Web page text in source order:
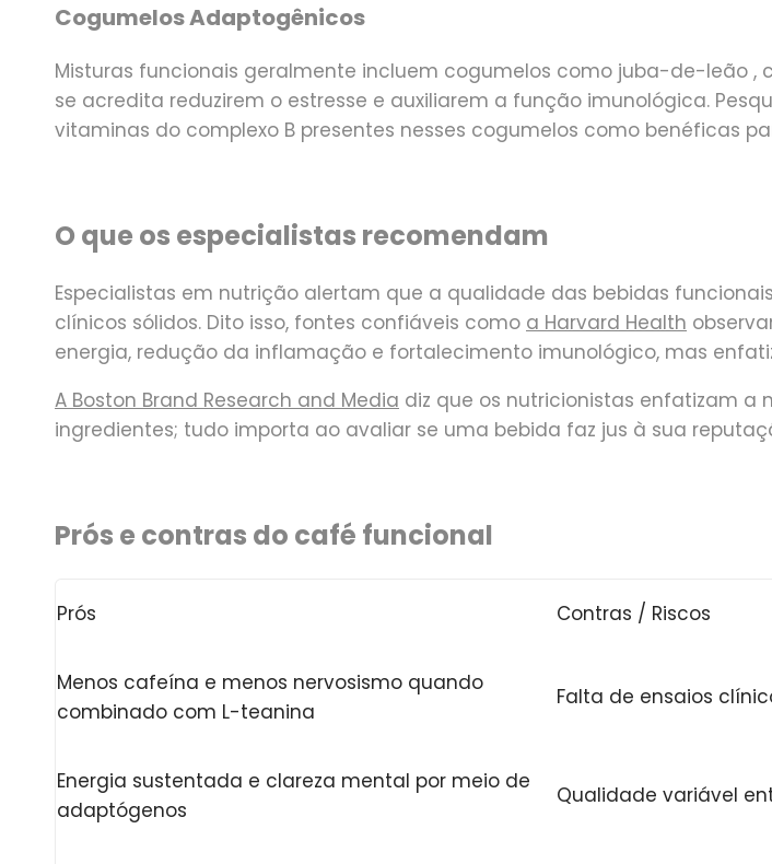
Cogumelos Adaptogênicos
Misturas funcionais geralmente incluem cogumelos como juba-de-leão ,
se acredita reduzirem o estresse e auxiliarem a função imunológica.
vitaminas do complexo B presentes nesses cogumelos como benéficas
O que os especialistas recomendam
Especialistas em nutrição alertam que a qualidade das bebidas
clínicos sólidos. Dito isso, fontes confiáveis ​​como a Harvard Health
energia, redução da inflamação e fortalecimento imunológico, mas
A Boston Brand Research and Media diz que os nutricionistas enfatizam a
ingredientes; tudo importa ao avaliar se uma bebida faz jus à sua
Prós e contras do café funcional
Prós Contras / Riscos
Menos cafeína e menos nervosismo quando
combinado com L-teanina
Falta de ensaios
Energia sustentada e clareza mental por meio de
adaptógenos
Qualidade variável